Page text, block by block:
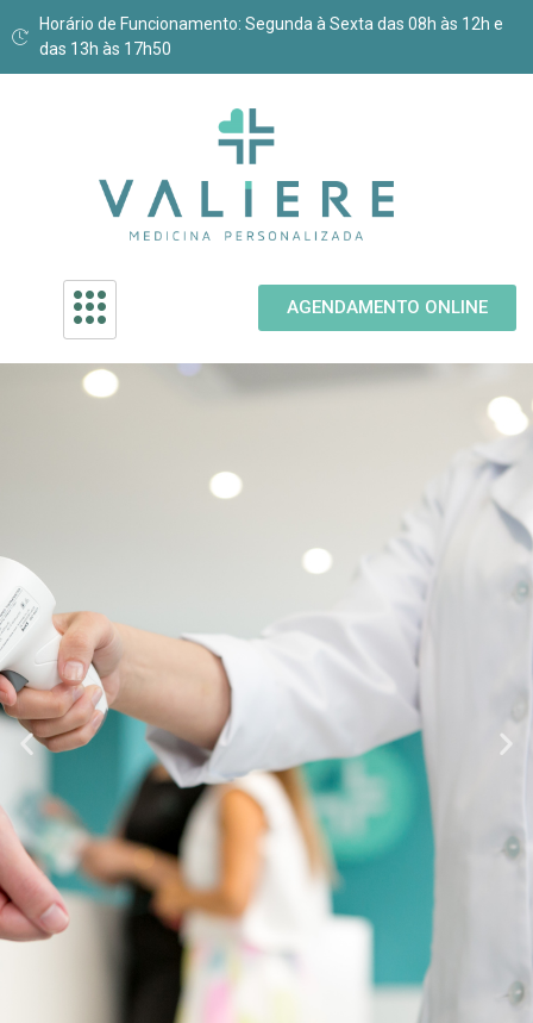
Horário de Funcionamento: Segunda à Sexta das 08h às 12h e
das 13h às 17h50
AGENDAMENTO ONLINE